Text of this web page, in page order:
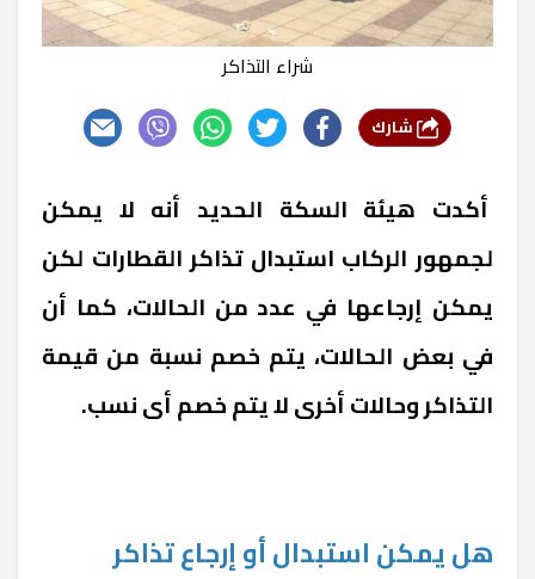
شراء التذاكر
أكدت هيئة السكة الحديد أنه لا يمكن
لجمهور الركاب استبدال تذاكر القطارات لكن
يمكن إرجاعها في عدد من الحالات، كما أن
في بعض الحالات، يتم خصم نسبة من قيمة
التذاكر وحالات أخرى لا يتم خصم أى نسب.
هل يمكن استبدال أو إرجاع تذاكر